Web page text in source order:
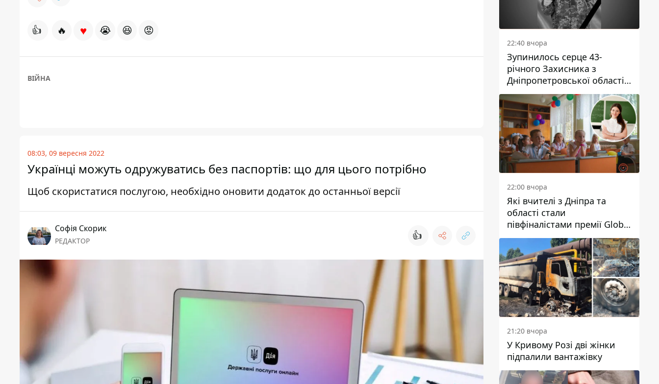
👍 🔥 ♥ 😭 😆 😡
ВІЙНА
08:03, 09 вересня 2022
Українці можуть одружуватись без паспортів: що для цього потрібно
Щоб скористатися послугою, необхідно оновити додаток до останньої версії
Софія Скорик
РЕДАКТОР 👍
22:40 вчора
Зупинилось серце 43-
річного Захисника з
Дніпропетровської області
Євгена Зінченка
22:00 вчора
Які вчителі з Дніпра та
області стали
півфіналістами премії Global
Teacher Prize Ukraine 2026
21:20 вчора
У Кривому Розі дві жінки
підпалили вантажівку